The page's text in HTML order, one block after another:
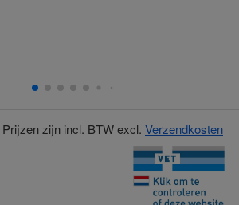
zijn incl. BTW excl. Verzendkosten